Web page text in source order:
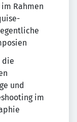
Rahmen
die
und
im